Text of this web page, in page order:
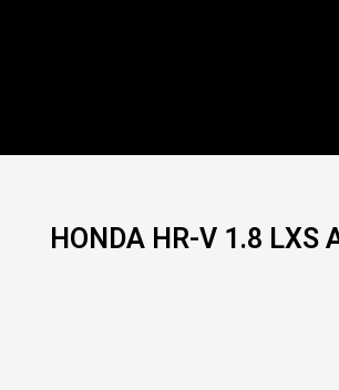
HONDA HR-V 1.8 LXS